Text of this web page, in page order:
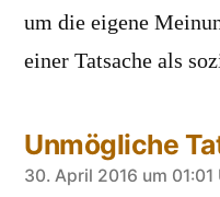
um die eigene
einer Tatsache als
Unmögliche
sagt:
30. April 2016 um 01:01